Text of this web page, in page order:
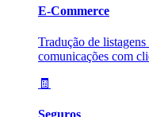
E-Commerce
Tradução de
comunicações com
🧾